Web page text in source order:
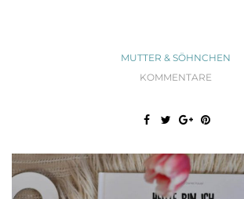
MUTTER & SÖHNCHEN
KOMMENTARE